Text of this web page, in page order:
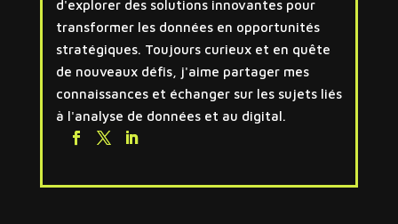
d'explorer des solutions innovantes pour
transformer les données en opportunités
stratégiques. Toujours curieux et en quête
de nouveaux défis, j'aime partager mes
connaissances et échanger sur les sujets liés
à l'analyse de données et au digital.